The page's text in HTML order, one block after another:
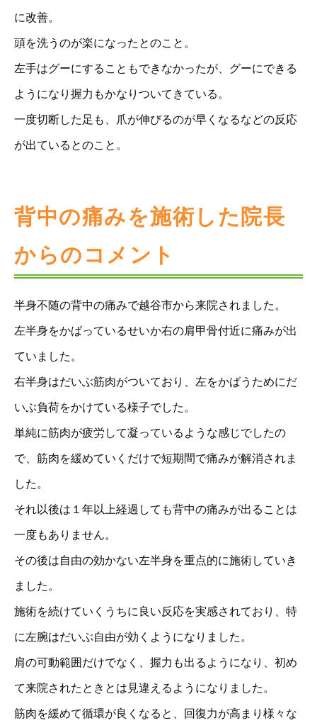
に改善。
頭を洗うのが楽になったとのこと。
左手はグーにすることもできなかったが、グーにできる
ようになり握力もかなりついてきている。
一度切断した足も、爪が伸びるのが早くなるなどの反応
が出ているとのこと。
背中の痛みを施術した院長
からのコメント
半身不随の背中の痛みで越谷市から来院されました。
左半身をかばっているせいか右の肩甲骨付近に痛みが出
ていました。
右半身はだいぶ筋肉がついており、左をかばうためにだ
いぶ負荷をかけている様子でした。
単純に筋肉が疲労して凝っているような感じでしたの
で、筋肉を緩めていくだけで短期間で痛みが解消されま
した。
それ以後は１年以上経過しても背中の痛みが出ることは
一度もありません。
その後は自由の効かない左半身を重点的に施術していき
ました。
施術を続けていくうちに良い反応を実感されており、特
に左腕はだいぶ自由が効くようになりました。
肩の可動範囲だけでなく、握力も出るようになり、初め
て来院されたときとは見違えるようになりました。
筋肉を緩めて循環が良くなると、回復力が高まり様々な